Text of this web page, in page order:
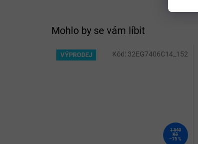
Mohlo by se vám líbit
VÝPRODEJ
1 540
Kč
–75 %
Kód: 32EG7406C14_152